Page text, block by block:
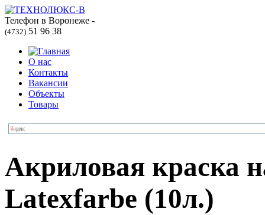
Телефон в Воронеже -
(4732) 51 96 38
О нас
Контакты
Вакансии
Объекты
Товары
Акриловая краска
Latexfarbe (10л.)